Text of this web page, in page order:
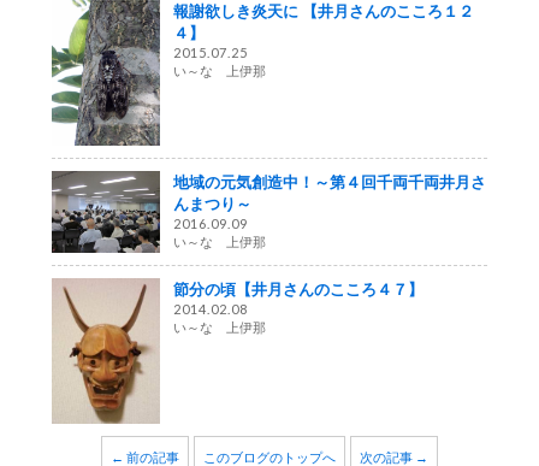
報謝欲しき炎天に 【井月さんのこころ１２
４】
2015.07.25
い～な 上伊那
地域の元気創造中！～第４回千両千両井月さ
んまつり～
2016.09.09
い～な 上伊那
節分の頃【井月さんのこころ４７】
2014.02.08
い～な 上伊那
← 前の記事 このブログのトップへ 次の記事 →